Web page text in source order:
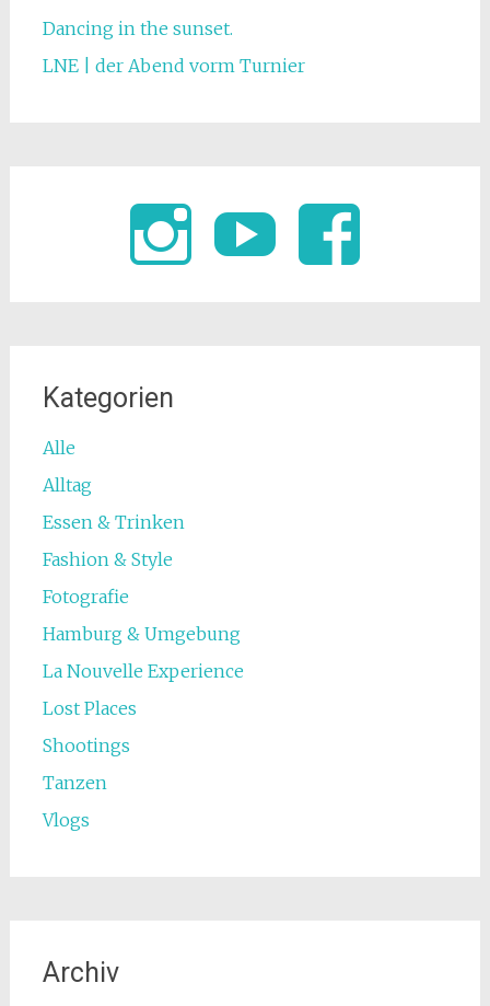
Dancing in the sunset.
LNE | der Abend vorm Turnier
Kategorien
Alle
Alltag
Essen & Trinken
Fashion & Style
Fotografie
Hamburg & Umgebung
La Nouvelle Experience
Lost Places
Shootings
Tanzen
Vlogs
Archiv